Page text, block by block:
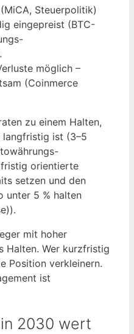
Steuerpolitik)
eingepreist (BTC-
möglich –
(Coinmerce
zu einem Halten,
ist (3–5
orientierte
setzen und den
unter 5 % halten
mit hoher
Halten. Wer kurzfristig
Position verkleinern.
ist
2030 wert